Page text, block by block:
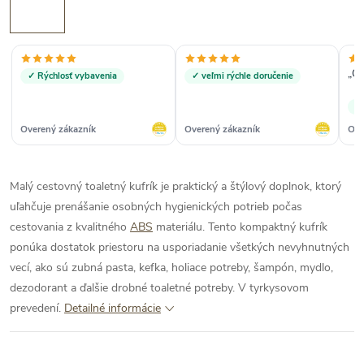
✓ Rýchlosť vybavenia
Overený zákazník
✓ veľmi rýchle doručenie
Overený zákazník
Malý cestovný toaletný kufrík je praktický a štýlový doplnok, ktorý
uľahčuje prenášanie osobných hygienických potrieb počas
cestovania z kvalitného ABS materiálu. Tento kompaktný kufrík
ponúka dostatok priestoru na usporiadanie všetkých nevyhnutných
vecí, ako sú zubná pasta, kefka, holiace potreby, šampón, mydlo,
dezodorant a ďalšie drobné toaletné potreby. V tyrkysovom
prevedení. Detailné informácie